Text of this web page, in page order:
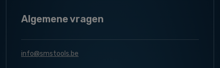
Algemene vragen
info@smstools.be